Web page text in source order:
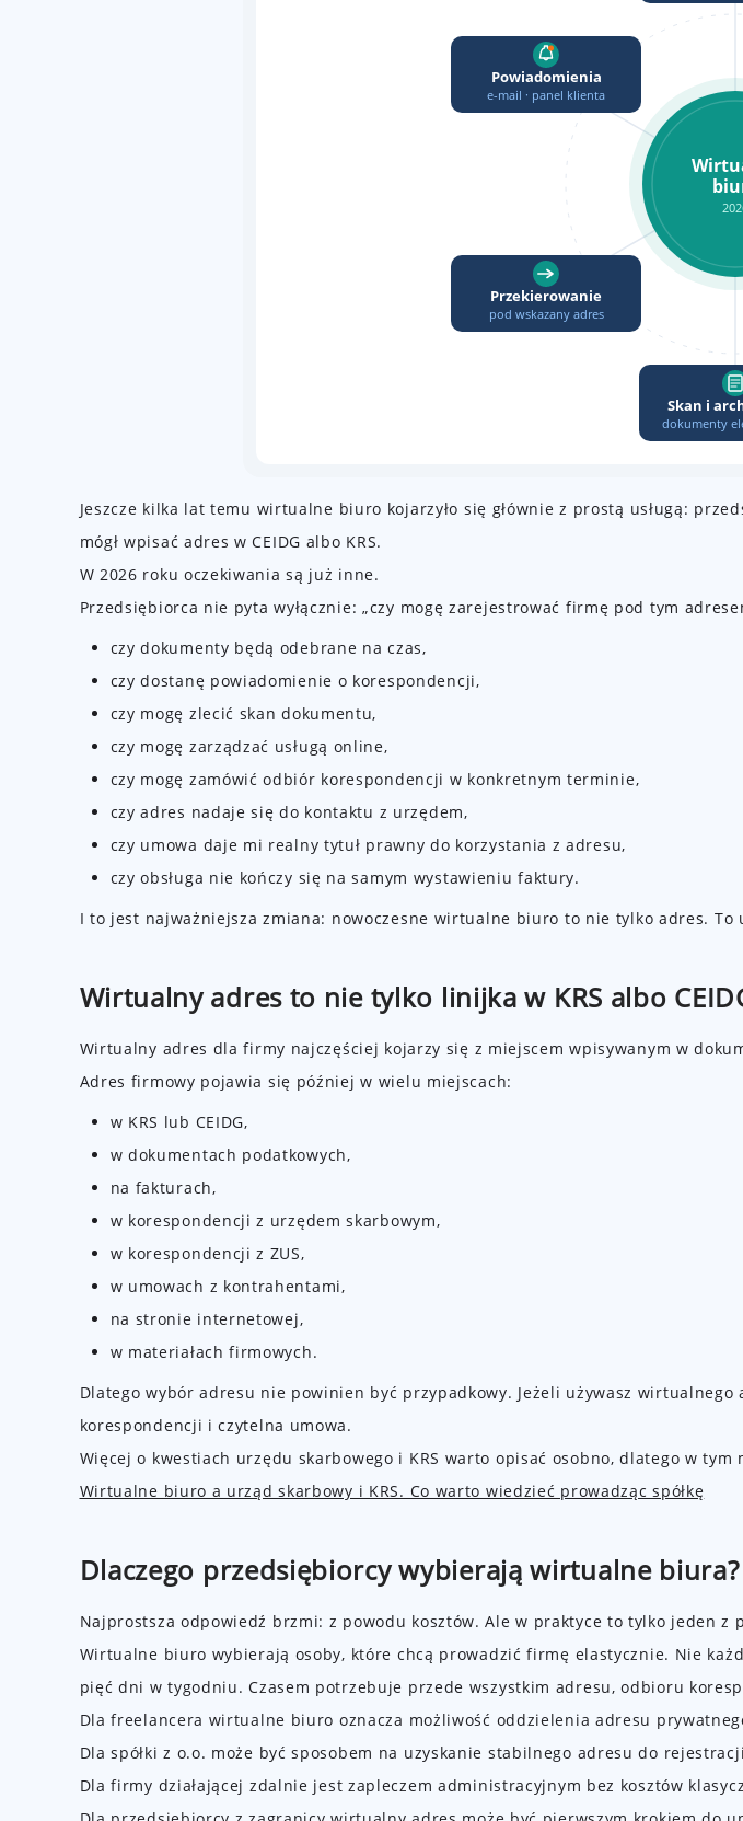
Jeszcze kilka lat temu wirtualne biuro kojarzyło się głównie z prostą usługą:
mógł wpisać adres w CEIDG albo KRS.
W 2026 roku oczekiwania są już inne.
Przedsiębiorca nie pyta wyłącznie: „czy mogę zarejestrować firmę pod tym
czy dokumenty będą odebrane na czas,
czy dostanę powiadomienie o korespondencji,
czy mogę zlecić skan dokumentu,
czy mogę zarządzać usługą online,
czy mogę zamówić odbiór korespondencji w konkretnym terminie,
czy adres nadaje się do kontaktu z urzędem,
czy umowa daje mi realny tytuł prawny do korzystania z adresu,
czy obsługa nie kończy się na samym wystawieniu faktury.
I to jest najważniejsza zmiana: nowoczesne wirtualne biuro to nie tylko adres. To
Wirtualny adres to nie tylko linijka w KRS albo
Wirtualny adres dla firmy najczęściej kojarzy się z miejscem wpisywanym w
Adres firmowy pojawia się później w wielu miejscach:
w KRS lub CEIDG,
w dokumentach podatkowych,
na fakturach,
w korespondencji z urzędem skarbowym,
w korespondencji z ZUS,
w umowach z kontrahentami,
na stronie internetowej,
w materiałach firmowych.
Dlatego wybór adresu nie powinien być przypadkowy. Jeżeli używasz
korespondencji i czytelna umowa.
Więcej o kwestiach urzędu skarbowego i KRS warto opisać osobno, dlatego w
Wirtualne biuro a urząd skarbowy i KRS. Co warto wiedzieć prowadząc spółkę
Dlaczego przedsiębiorcy wybierają wirtualne biura?
Najprostsza odpowiedź brzmi: z powodu kosztów. Ale w praktyce to tylko jeden z
Wirtualne biuro wybierają osoby, które chcą prowadzić firmę elastycznie. Nie
pięć dni w tygodniu. Czasem potrzebuje przede wszystkim adresu, odbioru
Dla freelancera wirtualne biuro oznacza możliwość oddzielenia adresu
Dla spółki z o.o. może być sposobem na uzyskanie stabilnego adresu do
Dla firmy działającej zdalnie jest zapleczem administracyjnym bez kosztów